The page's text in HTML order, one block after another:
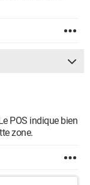
POS indique bien
zone.